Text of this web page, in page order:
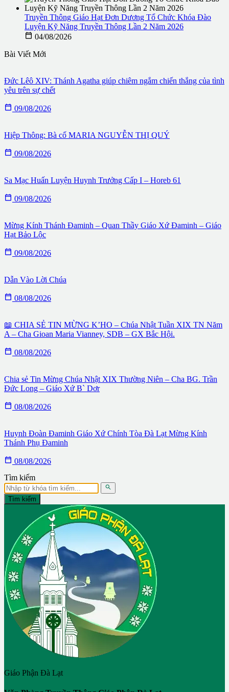
Truyền Thông Giáo Hạt Đơn Dương Tổ Chức Khóa Đào
Luyện Kỹ Năng Truyền Thông Lần 2 Năm 2026
 04/08/2026
Bài Viết Mới
Đức Lêô XIV: Thánh Agatha giúp chiêm ngắm chiến thắng của tình
yêu trên sự chết
 09/08/2026
Hiệp Thông: Bà cố MARIA NGUYỄN THỊ QUÝ
 09/08/2026
Sa Mạc Huấn Luyện Huynh Trưởng Cấp I – Horeb 61
 09/08/2026
Mừng Kính Thánh Đaminh – Quan Thầy Giáo Xứ Đaminh – Giáo
Hạt Bảo Lộc
 09/08/2026
Dẫn Vào Lời Chúa
 08/08/2026
📖 CHIA SẺ TIN MỪNG K’HO – Chúa Nhật Tuần XIX TN Năm
A – Cha Gioan Maria Vianney, SDB – GX Bắc Hội.
 08/08/2026
Chia sẻ Tin Mừng Chúa Nhật XIX Thường Niên – Cha BG. Trần
Đức Long – Giáo Xứ B` Dơr
 08/08/2026
Huynh Đoàn Đaminh Giáo Xứ Chính Tòa Đà Lạt Mừng Kính
Thánh Phụ Đaminh
 08/08/2026
Tìm kiếm

Tìm kiếm
Giáo Phận Đà Lạt